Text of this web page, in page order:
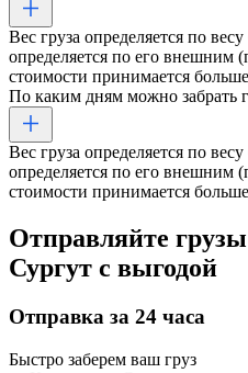
Вес груза определяется по
определяется по его внешним
стоимости принимается
По каким дням можно забрать
Вес груза определяется по
определяется по его внешним
стоимости принимается
Отправляйте грузы
Сургут с выгодой
Отправка за 24 часа
Быстро заберем ваш груз